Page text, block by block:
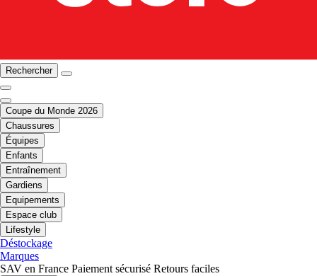
Rechercher
Coupe du Monde 2026
Chaussures
Équipes
Enfants
Entraînement
Gardiens
Equipements
Espace club
Lifestyle
Déstockage
Marques
SAV en France Paiement sécurisé Retours faciles